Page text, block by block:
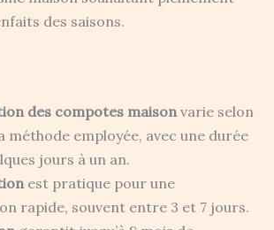
des saisons.
des compotes maisonvarie selon
méthode employée, avec une durée
jours à un an.
est pratique pour une
rapide, souvent entre 3 et 7 jours.